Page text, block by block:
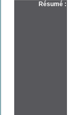
Résumé :